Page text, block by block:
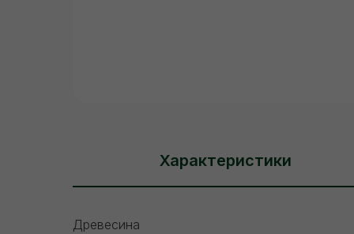
Характеристики
Древесина